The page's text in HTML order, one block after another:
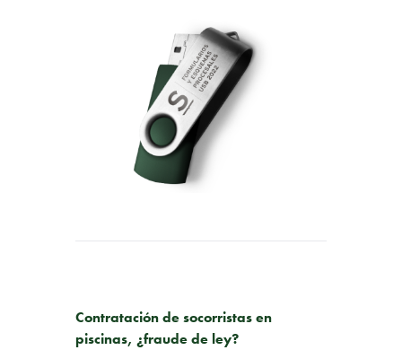
Contratación de socorristas en
piscinas, ¿fraude de ley?